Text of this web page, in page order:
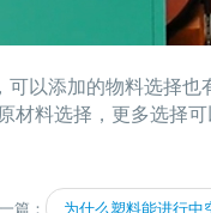
可以添加的物料选择
材料选择，更多选择
篇： 为什么塑料能进行中